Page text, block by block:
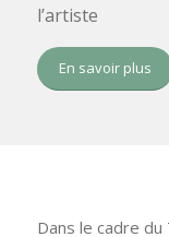
l’artiste
En savoir plus
Dans le cadre du